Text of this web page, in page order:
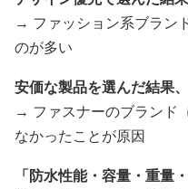
→ ファッション系ブラン
のが多い
安価な製品を選んだ結果
→ ファスナーのブランド
なかったことが原因
「防水性能・容量・重量